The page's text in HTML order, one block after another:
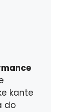
kante
do